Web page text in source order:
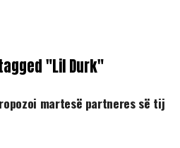
"Lil Durk"
martesë partneres së tij